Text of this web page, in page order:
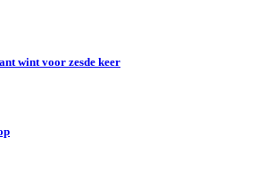
wint voor zesde keer